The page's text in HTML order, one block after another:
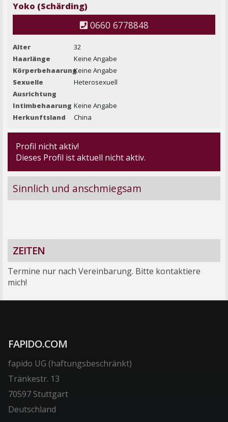
Yoko (Schärding)
0660 6778848
Alter
32
Haarlänge
Keine Angabe
KörperbehaarungKeine Angabe
Sexuelle
Ausrichtung
Heterosexuell
Intimbehaarung Keine Angabe
Herkunftsland
China
Profil nicht aktiv!
Dieses Profil ist aktuell nicht aktiv.
Sinnlich und anschmiegsam
ZEITEN
Termine nur nach Vereinbarung. Bitte kontaktiere
mich!
FAPIDO.COM
fapido UG (haftungsbeschränkt)
Tränkestr. 13
70597 Stuttgart
Deutschland